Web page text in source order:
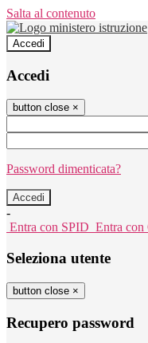
Salta al contenuto
Accedi
Accedi
button close ×
Password dimenticata?
-
Entra con SPID Entra con
Seleziona utente
button close ×
Recupero password